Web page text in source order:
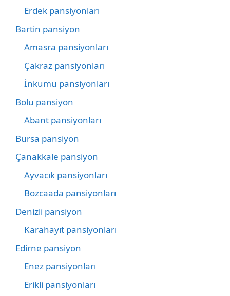
Erdek pansiyonları
Bartin pansiyon
Amasra pansiyonları
Çakraz pansiyonları
İnkumu pansiyonları
Bolu pansiyon
Abant pansiyonları
Bursa pansiyon
Çanakkale pansiyon
Ayvacık pansiyonları
Bozcaada pansiyonları
Denizli pansiyon
Karahayıt pansiyonları
Edirne pansiyon
Enez pansiyonları
Erikli pansiyonları